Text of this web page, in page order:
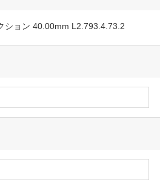
ション 40.00mm L2.793.4.73.2